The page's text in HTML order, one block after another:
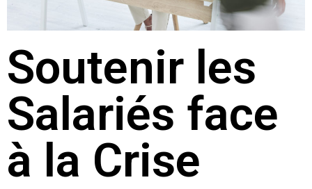
Soutenir les
Salariés face
à la Crise